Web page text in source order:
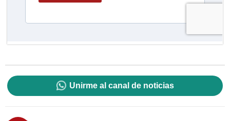
Unirme al canal de noticias